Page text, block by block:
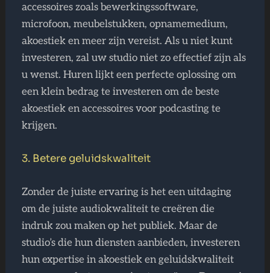
accessoires zoals bewerkingssoftware,
microfoon, meubelstukken, opnamemedium,
akoestiek en meer zijn vereist. Als u niet kunt
investeren, zal uw studio niet zo effectief zijn als
u wenst. Huren lijkt een perfecte oplossing om
een ​​klein bedrag te investeren om de beste
akoestiek en accessoires voor podcasting te
krijgen.
3. Betere geluidskwaliteit
Zonder de juiste ervaring is het een uitdaging
om de juiste audiokwaliteit te creëren die
indruk zou maken op het publiek. Maar de
studio’s die hun diensten aanbieden, investeren
hun expertise in akoestiek en geluidskwaliteit